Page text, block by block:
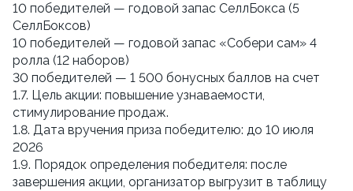
10 победителей — годовой запас СеллБокса (5
СеллБоксов)
10 победителей — годовой запас «Собери сам» 4
ролла (12 наборов)
30 победителей — 1 500 бонусных баллов на счет
1.7. Цель акции: повышение узнаваемости,
стимулирование продаж.
1.8. Дата вручения приза победителю: до 10 июля
2026
1.9. Порядок определения победителя: после
завершения акции, организатор выгрузит в таблицу